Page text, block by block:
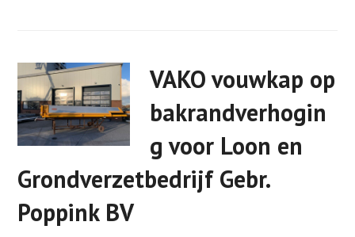
VAKO vouwkap op
bakrandverhogin
g voor Loon en
Grondverzetbedrijf Gebr.
Poppink BV